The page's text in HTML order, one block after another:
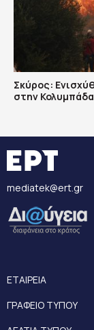
Σκύρος:
στην Κολυμπάδα
mediatek@ert.gr
ΕΤΑΙΡΕΙΑ
ΓΡΑΦΕΙΟ ΤΥΠΟΥ